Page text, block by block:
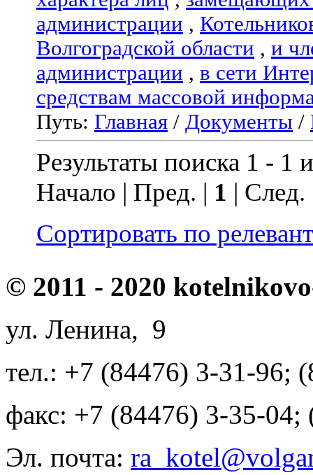
администрации ,
Волгоградской области , и
администрации , в сети
средствам массовой
Путь: Главная / Документы /
Результаты поиска 1 - 1
Начало | Пред. | 1 |
Сортировать по
© 2011 - 2020
ул. Ленина, 9
тел.: +7 (84476) 3-31-96;
факс: +7 (84476) 3-35-04;
Эл. почта: